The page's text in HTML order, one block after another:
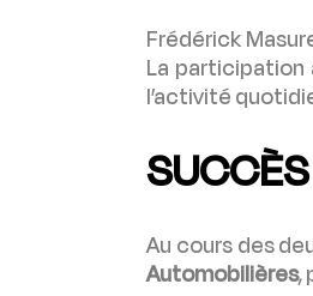
Frédérick
La
l’activité
Au cours des
Automobilières,